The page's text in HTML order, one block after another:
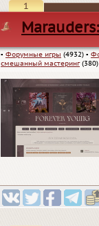
1
▪ Форумные игры (4932) ▪
смешанный мастеринг(380)